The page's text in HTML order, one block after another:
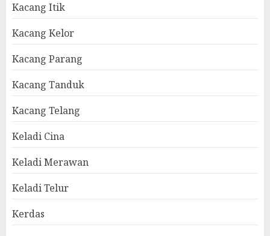
Kacang Itik
Kacang Kelor
Kacang Parang
Kacang Tanduk
Kacang Telang
Keladi Cina
Keladi Merawan
Keladi Telur
Kerdas